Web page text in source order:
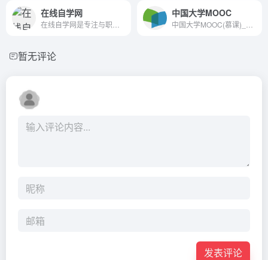
在线自学网 中国大学MOOC
暂无评论
发表评论